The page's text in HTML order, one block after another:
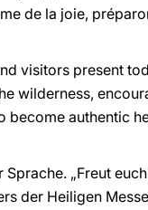
de la joie,
visitors present
wilderness,
authentic
„Freut
der Heiligen